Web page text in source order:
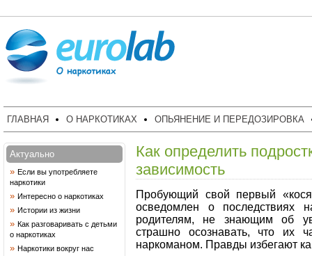
ГЛАВНАЯ О НАРКОТИКАХ ОПЬЯНЕНИЕ И ПЕРЕДОЗИРОВКА
Актуально
» Если вы употребляете
наркотики
» Интересно о наркотиках
» Истории из жизни
» Как разговаривать с детьми
о наркотиках
» Наркотики вокруг нас
Как определить
зависимость
Пробующий свой первый
осведомлен о последствиях
родителям, не знающим об
страшно осознавать, что их
наркоманом. Правды избегают